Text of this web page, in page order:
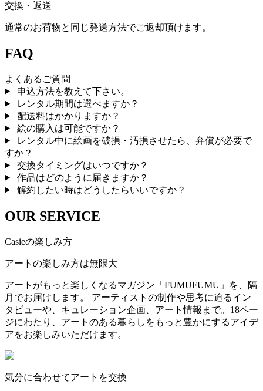
交換・返送
通常のお荷物と同じ発送方法でご返却頂けます。
FAQ
よくあるご質問
申込方法を教えて下さい。
レンタル期間は選べますか？
配送料はかかりますか？
絵の購入は可能ですか？
レンタル中に絵画を破損・汚損させたら、弁償が必要で
すか？
交換タイミングはいつですか？
作品はどのように届きますか？
解約したい時はどうしたらいいですか？
OUR SERVICE
Casieの楽しみ方
アートの楽しみ方は無限大
アートがもっと楽しくなるマガジン「FUMUFUMU」を、隔
月でお届けします。 アーティストの制作や思考に迫るイン
タビューや、キュレーション企画、アート情報まで。18ペー
ジにわたり、アートのある暮らしをもっと豊かにするアイデ
アをお楽しみいただけます。
気分に合わせてアートを交換